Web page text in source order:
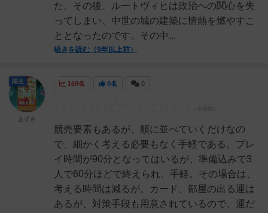
た。その後、ルートヴィヒは政治への関心を失
ってしまい、中世の城の建築に情熱を燃やすこ
ととなったのです。その中...
続きを読む（9年以上前）
169名 0名 0
競売要素もあるが、順に並べていくだけなの
で、細かく考える必要もなく手軽である。プレ
イ時間が90分となってはいるが、準備込みで3
人で60分ほどで終えられ、手軽。その場合は、
考える時間は減るが。カード、部屋の出る運は
あるが、対策手段も用意されているので、運だ
国王
あずさ